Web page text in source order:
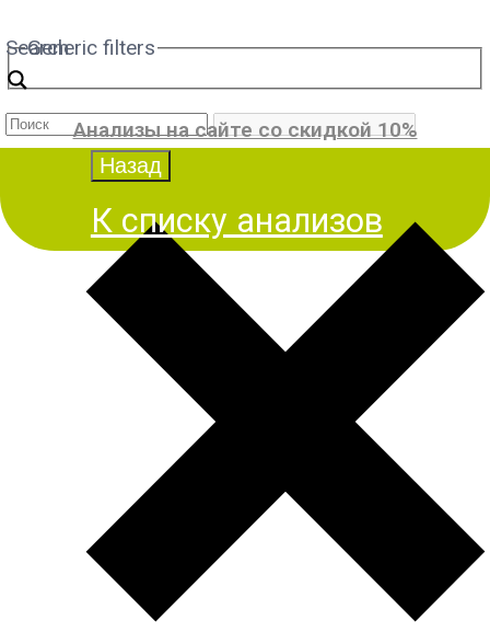
Search
Generic filters
Анализы на сайте со скидкой 10%
К списку анализов